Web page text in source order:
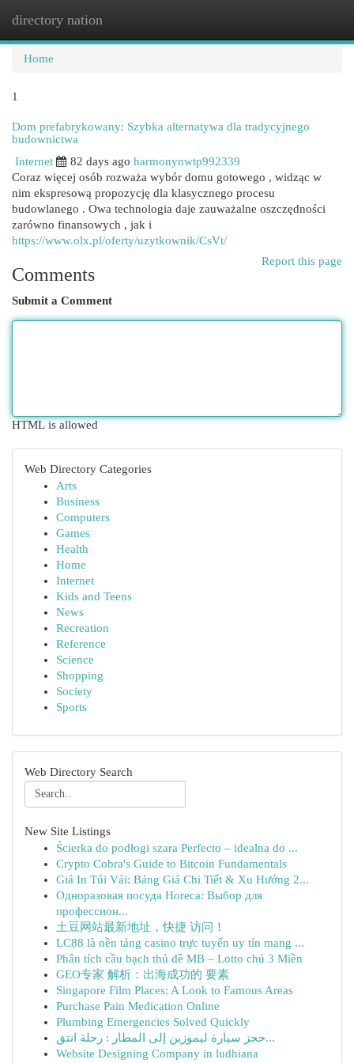
directory nation
Home
1
Dom prefabrykowany: Szybka alternatywa dla tradycyjnego
budownictwa
Internet
82 days ago harmonynwtp992339
Coraz więcej osób rozważa wybór domu gotowego , widząc w
nim ekspresową propozycję dla klasycznego procesu
budowlanego . Owa technologia daje zauważalne oszczędności
zarówno finansowych , jak i
https://www.olx.pl/oferty/uzytkownik/CsVt/
Report this page
Comments
Submit a Comment
HTML is allowed
Web Directory Categories
Arts
Business
Computers
Games
Health
Home
Internet
Kids and Teens
News
Recreation
Reference
Science
Shopping
Society
Sports
Web Directory Search
New Site Listings
Ścierka do podłogi szara Perfecto – idealna do ...
Crypto Cobra's Guide to Bitcoin Fundamentals
Giá In Túi Vải: Bảng Giá Chi Tiết & Xu Hướng 2...
Одноразовая посуда Horeca: Выбор для
профессион...
土豆网站最新地址，快捷 访问！
LC88 là nền tảng casino trực tuyến uy tín mang ...
Phân tích cầu bạch thủ đề MB – Lotto chủ 3 Miền
GEO专家 解析：出海成功的 要素
Singapore Film Places: A Look to Famous Areas
Purchase Pain Medication Online
Plumbing Emergencies Solved Quickly
حجز سيارة ليموزين إلى المطار : رحلة انتق...
Website Designing Company in ludhiana